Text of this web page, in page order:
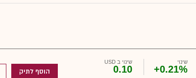
שינוי
+0.21%
שינוי ב USD
0.10 הוסף לתיק